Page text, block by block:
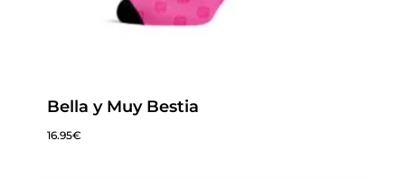
Bella y Muy Bestia
16.95€